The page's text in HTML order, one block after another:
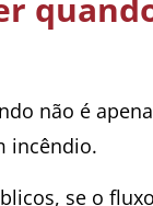
não é
incêndio.
se o